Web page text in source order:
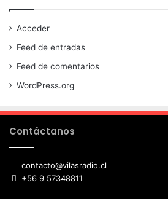
Acceder
Feed de entradas
Feed de comentarios
WordPress.org
Contáctanos
contacto@vilasradio.cl
+56 9 57348811